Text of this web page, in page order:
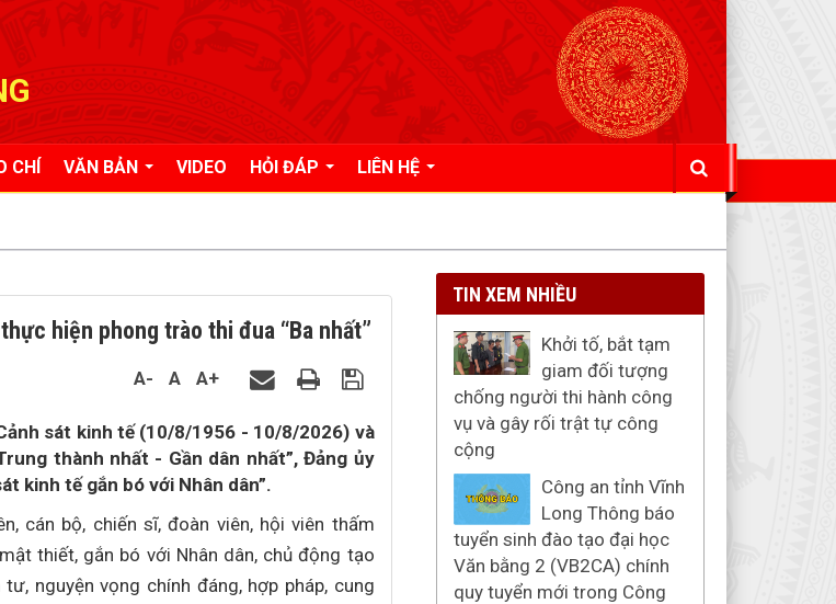
CHÍ VĂN BẢN VIDEO HỎI ĐÁP LIÊN HỆ
hiện phong trào thi đua “Ba nhất”
A- A A+
sát kinh tế (10/8/1956 - 10/8/2026) và
thành nhất - Gần dân nhất”, Đảng ủy
kinh tế gắn bó với Nhân dân”.
cán bộ, chiến sĩ, đoàn viên, hội viên thấm
thiết, gắn bó với Nhân dân, chủ động tạo
nguyện vọng chính đáng, hợp pháp, cung
TIN XEM NHIỀU
Khởi tố, bắt tạm
giam đối tượng
chống người thi hành công
vụ và gây rối trật tự công
cộng
Công an tỉnh Vĩnh
Long Thông báo
tuyển sinh đào tạo đại học
Văn bằng 2 (VB2CA) chính
quy tuyển mới trong Công